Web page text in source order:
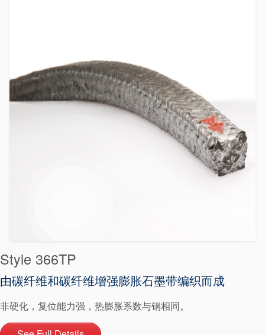
Style 366TP
由碳纤维和碳纤维增强膨胀石墨带编织而成
非硬化，复位能力强，热膨胀系数与钢相同。